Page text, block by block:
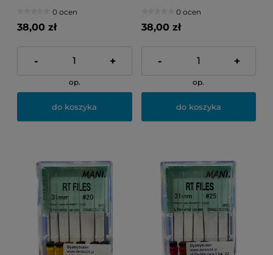
0 ocen
38,00 zł
- +
op.
do koszyka
0 ocen
38,00 zł
- +
op.
do koszyka